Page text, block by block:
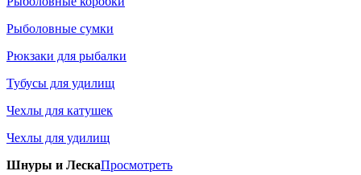
Рыболовные сумки
Рюкзаки для рыбалки
Тубусы для удилищ
Чехлы для катушек
Чехлы для удилищ
Шнуры и ЛескаПросмотреть